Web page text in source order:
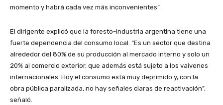
momento y habrá cada vez más inconvenientes”.
El dirigente explicó que la foresto-industria argentina tiene una
fuerte dependencia del consumo local. “Es un sector que destina
alrededor del 80% de su producción al mercado interno y solo un
20% al comercio exterior, que además está sujeto a los vaivenes
internacionales. Hoy el consumo está muy deprimido y, con la
obra pública paralizada, no hay señales claras de reactivación”,
señaló.